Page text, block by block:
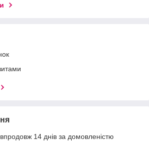
14 днів за домовленістю